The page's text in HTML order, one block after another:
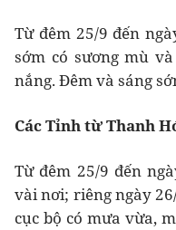
Từ đêm 25/9 đến
sớm có sương mù
nắng. Đêm và sáng
Các Tỉnh từ Thanh
Từ đêm 25/9 đến
vài nơi; riêng ngày
cục bộ có mưa vừa,